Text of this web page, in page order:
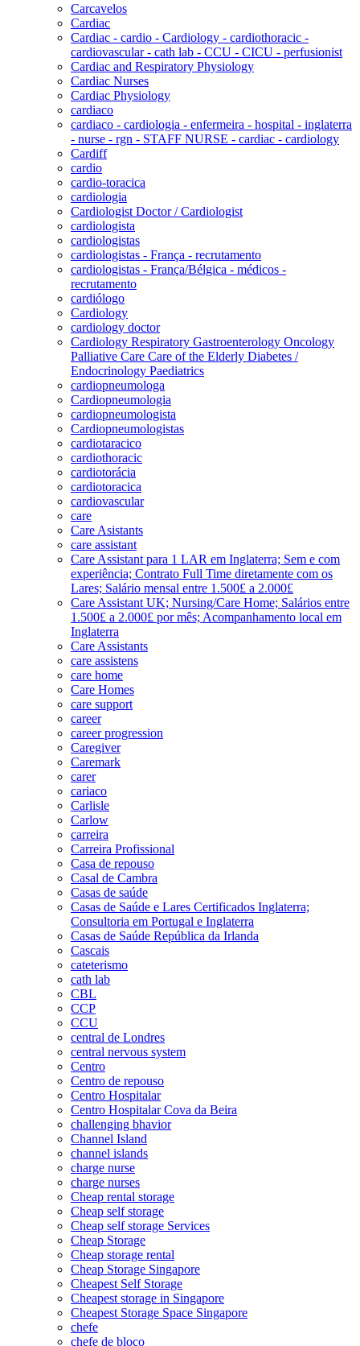
Carcavelos
Cardiac
Cardiac - cardio - Cardiology - cardiothoracic -
cardiovascular - cath lab - CCU - CICU - perfusionist
Cardiac and Respiratory Physiology
Cardiac Nurses
Cardiac Physiology
cardiaco
cardiaco - cardiologia - enfermeira - hospital - inglaterra
- nurse - rgn - STAFF NURSE - cardiac - cardiology
Cardiff
cardio
cardio-toracica
cardiologia
Cardiologist Doctor / Cardiologist
cardiologista
cardiologistas
cardiologistas - França - recrutamento
cardiologistas - França/Bélgica - médicos -
recrutamento
cardiólogo
Cardiology
cardiology doctor
Cardiology Respiratory Gastroenterology Oncology
Palliative Care Care of the Elderly Diabetes /
Endocrinology Paediatrics
cardiopneumologa
Cardiopneumologia
cardiopneumologista
Cardiopneumologistas
cardiotaracico
cardiothoracic
cardiotorácia
cardiotoracica
cardiovascular
care
Care Asistants
care assistant
Care Assistant para 1 LAR em Inglaterra; Sem e com
experiência; Contrato Full Time diretamente com os
Lares; Salário mensal entre 1.500£ a 2.000£
Care Assistant UK; Nursing/Care Home; Salários entre
1.500£ a 2.000£ por mês; Acompanhamento local em
Inglaterra
Care Assistants
care assistens
care home
Care Homes
care support
career
career progression
Caregiver
Caremark
carer
cariaco
Carlisle
Carlow
carreira
Carreira Profissional
Casa de repouso
Casal de Cambra
Casas de saúde
Casas de Saúde e Lares Certificados Inglaterra;
Consultoria em Portugal e Inglaterra
Casas de Saúde República da Irlanda
Cascais
cateterismo
cath lab
CBL
CCP
CCU
central de Londres
central nervous system
Centro
Centro de repouso
Centro Hospitalar
Centro Hospitalar Cova da Beira
challenging bhavior
Channel Island
channel islands
charge nurse
charge nurses
Cheap rental storage
Cheap self storage
Cheap self storage Services
Cheap Storage
Cheap storage rental
Cheap Storage Singapore
Cheapest Self Storage
Cheapest storage in Singapore
Cheapest Storage Space Singapore
chefe
chefe de bloco